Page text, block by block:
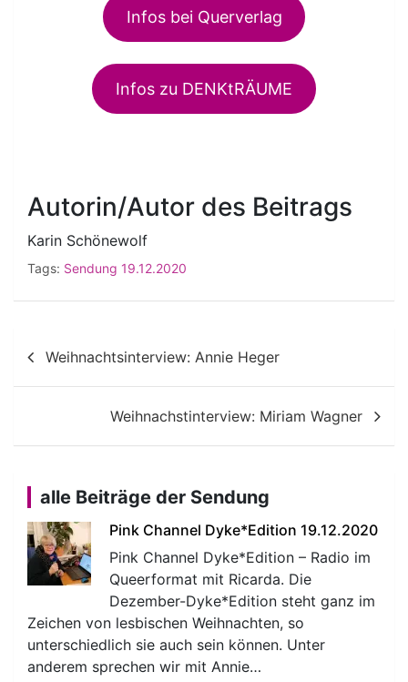
Infos bei Querverlag
Infos zu DENKtRÄUME
Autorin/Autor des Beitrags
Karin Schönewolf
Tags: Sendung 19.12.2020
Beitragsnavigation
Weihnachtsinterview: Annie Heger
Weihnachstinterview: Miriam Wagner
alle Beiträge der Sendung
Pink Channel Dyke*Edition 19.12.2020
Pink Channel Dyke*Edition – Radio im
Queerformat mit Ricarda. Die
Dezember-Dyke*Edition steht ganz im
Zeichen von lesbischen Weihnachten, so
unterschiedlich sie auch sein können. Unter
anderem sprechen wir mit Annie…